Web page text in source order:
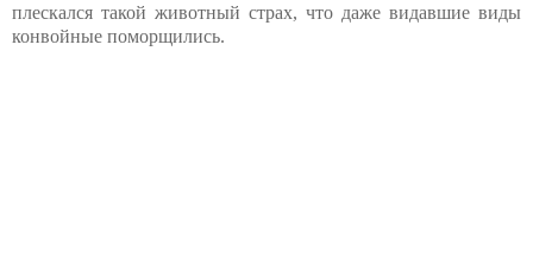
плескался такой животный страх, что даже видавшие виды
конвойные поморщились.